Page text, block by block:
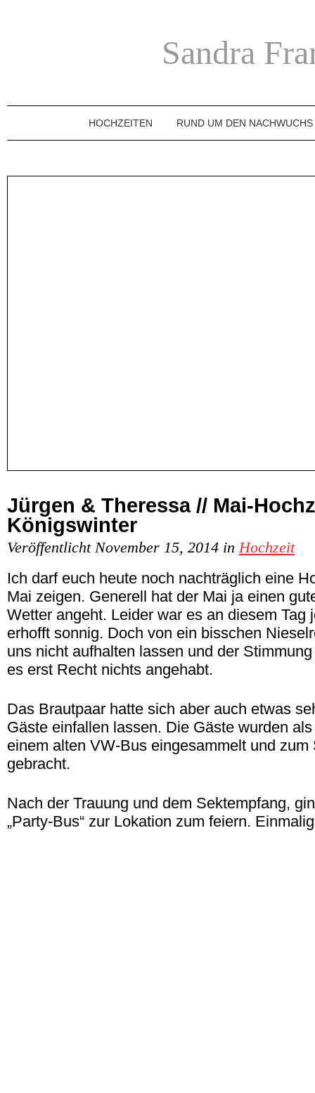
Sandra
HOCHZEITEN RUND UM DEN NACHWUCHS
Jürgen & Theressa // Mai-
Königswinter
Veröffentlicht November 15, 2014 in Hochzeit
Ich darf euch heute noch nachträglich eine
Mai zeigen. Generell hat der Mai ja einen
Wetter angeht. Leider war es an diesem Tag
erhofft sonnig. Doch von ein bisschen
uns nicht aufhalten lassen und der
es erst Recht nichts angehabt.
Das Brautpaar hatte sich aber auch etwas
Gäste einfallen lassen. Die Gäste wurden
einem alten VW-Bus eingesammelt und zum
gebracht.
Nach der Trauung und dem Sektempfang,
„Party-Bus“ zur Lokation zum feiern.